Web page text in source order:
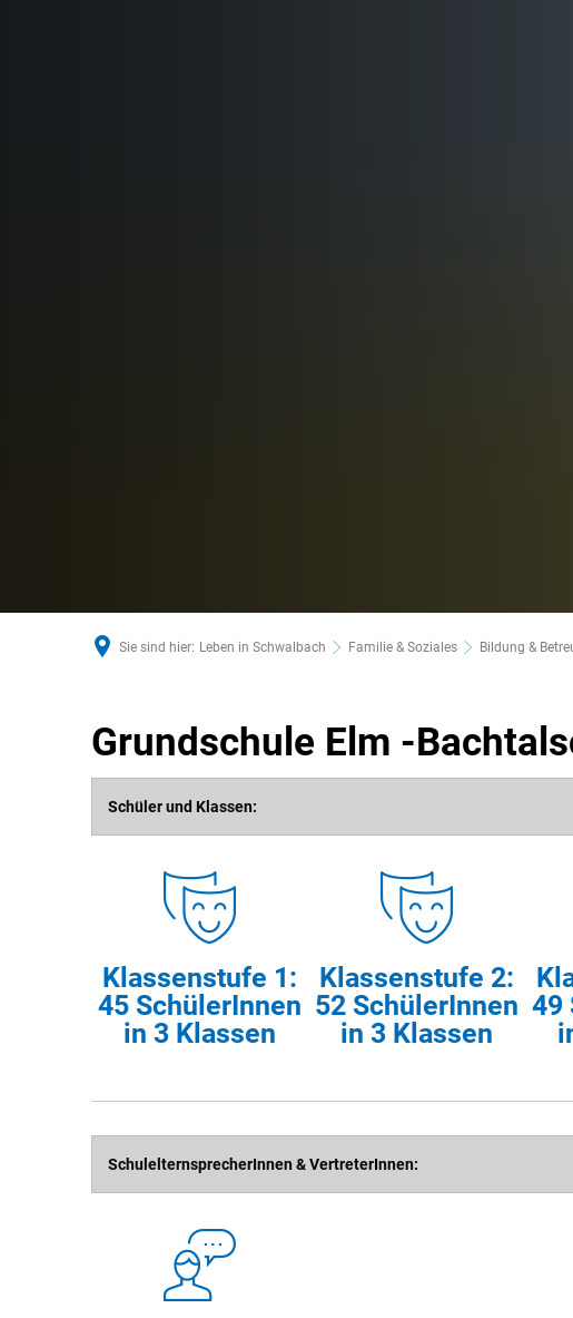
Sie sind hier: Leben in Schwalbach Familie & Soziales Bildung &
Grundschule
Elm
Bachtalschule
Grundschule Elm -
Schüler und Klassen:
Klassenstufe 1:
45 SchülerInnen
in 3 Klassen
Klassenstufe 2:
52 SchülerInnen
in 3 Klassen
49
SchulelternsprecherInnen & VertreterInnen: